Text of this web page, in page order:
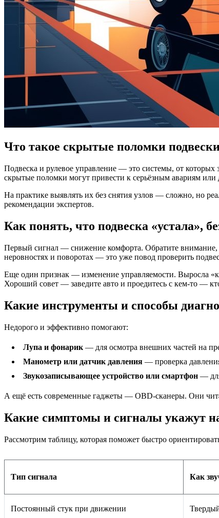
Что такое скрытые поломки
Подвеска и рулевое управление — это системы, от
скрытые поломки могут привести к серьёзным авариям или
На практике выявлять их без снятия узлов — сложно, но
рекомендации экспертов.
Как понять, что подвеска «устала»,
Первый сигнал — снижение комфорта. Обратите внимание,
неровностях и поворотах — это уже повод проверить
Еще один признак — изменение управляемости. Выросла
Хороший совет — заведите авто и проедитесь с кем-то —
Какие инструменты и способы
Недорого и эффективно помогают:
Лупа и фонарик — для осмотра внешних частей на
Манометр или датчик давления — проверка
Звукозаписывающее устройство или смартфон —
А ещё есть современные гаджеты — OBD-сканеры. Они
Какие симптомы и сигналы укажут
Рассмотрим таблицу, которая поможет быстро
Тип сигнала Как
Постоянный стук при движении